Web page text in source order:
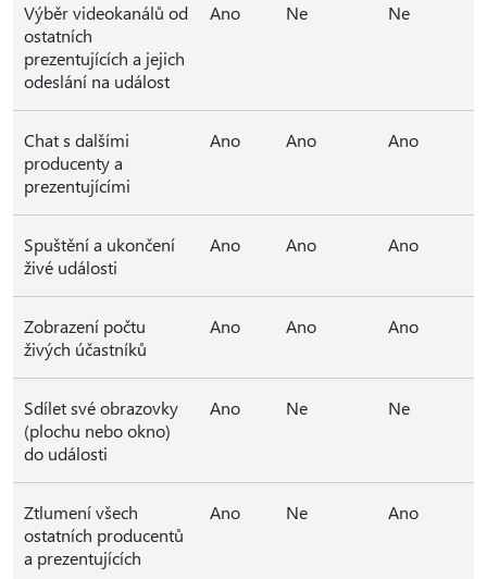
Výběr videokanálů od
ostatních
prezentujících a jejich
odeslání na událost
Ano Ne Ne
Chat s dalšími
producenty a
prezentujícími
Ano Ano Ano
Spuštění a ukončení
živé události
Ano Ano Ano
Zobrazení počtu
živých účastníků
Ano Ano Ano
Sdílet své obrazovky
(plochu nebo okno)
do události
Ano Ne Ne
Ztlumení všech
ostatních producentů
a prezentujících
Ano Ne Ano